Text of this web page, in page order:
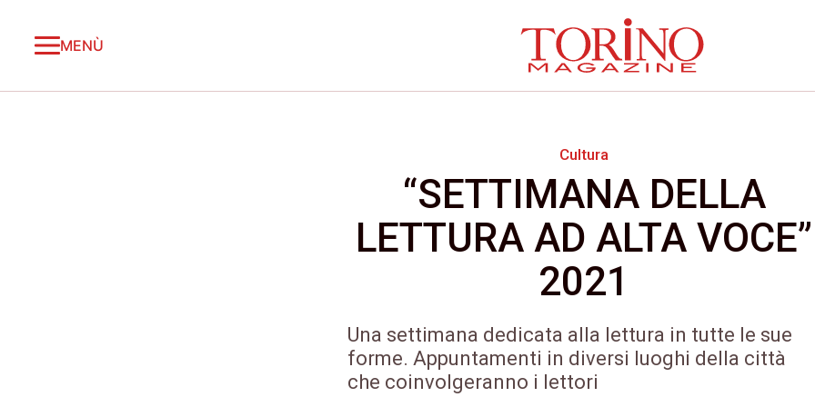
MENÙ
Cultura
“SETTIMANA DELLA
LETTURA AD ALTA VOCE”
2021
Una settimana dedicata alla lettura in tutte le sue
forme. Appuntamenti in diversi luoghi della città
che coinvolgeranno i lettori